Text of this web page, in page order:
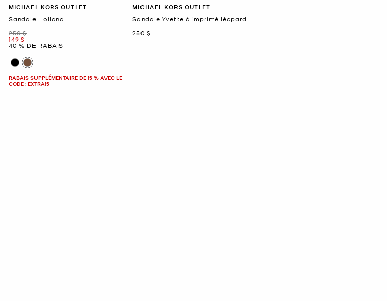
MICHAEL KORS OUTLET
Sandale Holland
était
250 $
maintenant
149 $
40 % DE RABAIS
RABAIS SUPPLÉMENTAIRE DE 15 % AVEC LE
CODE : EXTRA15
MICHAEL KORS OUTLET
Sandale Yvette à imprimé léopard
maintenant
250 $